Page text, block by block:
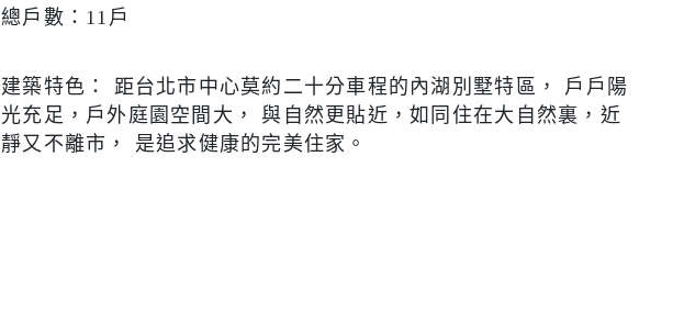
總戶數： 11 戶
建築特色： 距台北市中心莫約二十分車程的內湖別墅特區，
戶戶陽
光充足，戶外庭園空間大，
與自然更貼近，如同住在大自然裏，近
靜又不離市，
是追求健康的完美住家。